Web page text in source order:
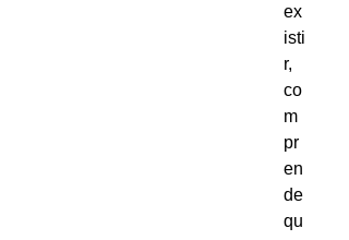
ex
isti
r,
co
m
pr
en
de
qu